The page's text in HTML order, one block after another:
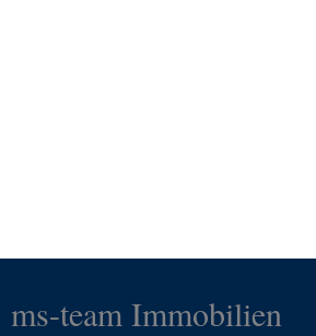
ms-team Immobilien